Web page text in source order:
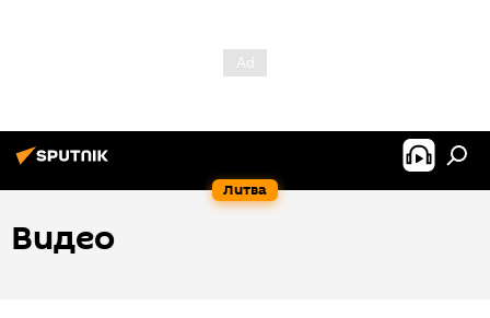
Литва
Видео